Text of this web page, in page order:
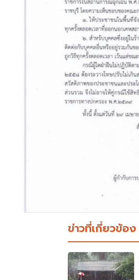
ข่าวที่เกี่ยวข้อง